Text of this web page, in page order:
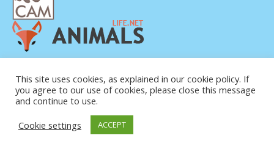
CONTACTO
SOBRE NOSOTROS
© COPYRIGHT 2015-2026. BALTIC LIVE CAM
This site uses cookies, as explained in our cookie policy. If
you agree to our use of cookies, please close this message
and continue to use.
Cookie settings
ACCEPT